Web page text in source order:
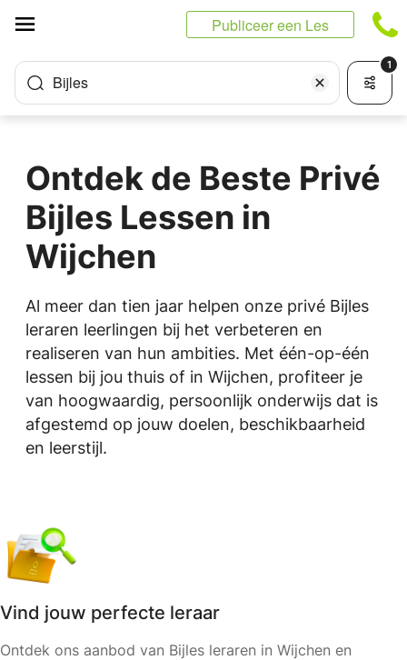
Publiceer een Les
Bijles
1
Ontdek de Beste Privé
Bijles Lessen in
Wijchen
Al meer dan tien jaar helpen onze privé Bijles
leraren leerlingen bij het verbeteren en
realiseren van hun ambities. Met één-op-één
lessen bij jou thuis of in Wijchen, profiteer je
van hoogwaardig, persoonlijk onderwijs dat is
afgestemd op jouw doelen, beschikbaarheid
en leerstijl.
Vind jouw perfecte leraar
Ontdek ons aanbod van Bijles leraren in Wijchen en